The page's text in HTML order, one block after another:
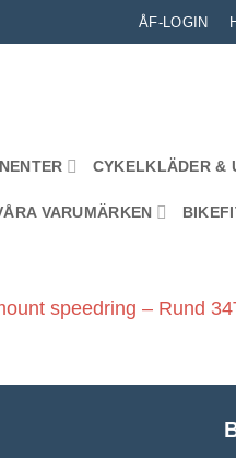
ÅF-LOGIN
CYKELKLÄDER &
VARUMÄRKEN
speedring – Rund